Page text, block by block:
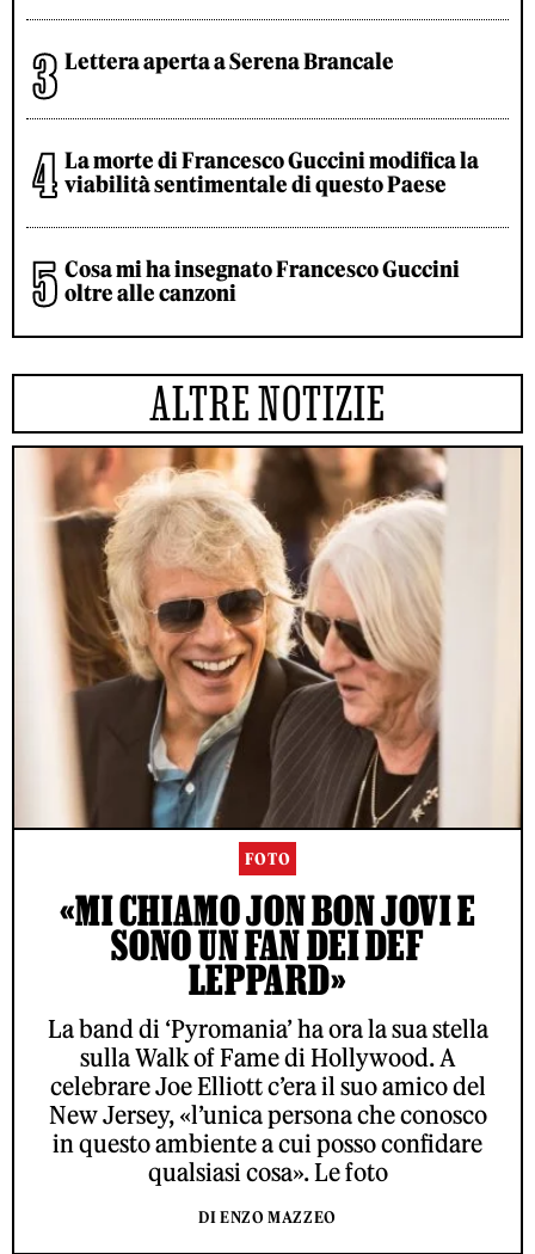
Lettera aperta a Serena Brancale
La morte di Francesco Guccini modifica la
viabilità sentimentale di questo Paese
Cosa mi ha insegnato Francesco Guccini
oltre alle canzoni
ALTRE NOTIZIE
FOTO
«MI CHIAMO JON BON JOVI E
SONO UN FAN DEI DEF
LEPPARD»
La band di ‘Pyromania’ ha ora la sua stella
sulla Walk of Fame di Hollywood. A
celebrare Joe Elliott c’era il suo amico del
New Jersey, «l’unica persona che conosco
in questo ambiente a cui posso confidare
qualsiasi cosa». Le foto
DI ENZO MAZZEO